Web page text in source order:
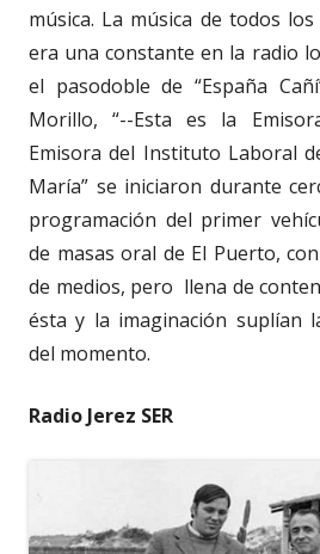
música. La música de todos
era una constante en la radio
el pasodoble de “España
Morillo, “--Esta es la
Emisora del Instituto Laboral
María” se iniciaron durante
programación del primer
de masas oral de El Puerto,
de medios, pero llena de
ésta y la imaginación suplían
del momento.
Radio Jerez SER